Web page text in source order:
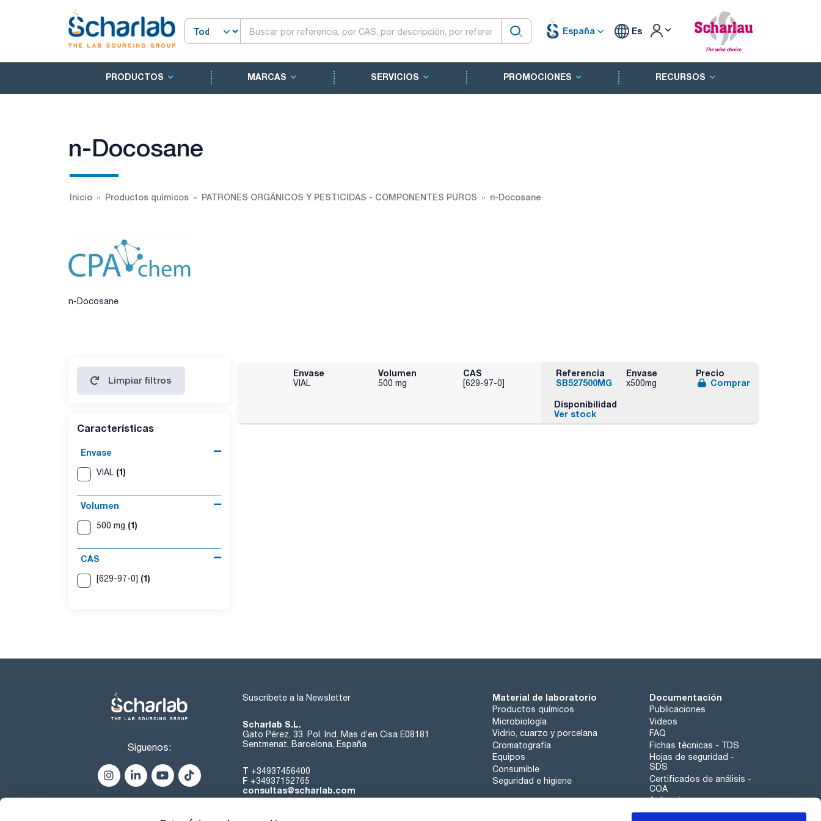
España Es
PRODUCTOS MARCAS SERVICIOS PROMOCIONES RECURSOS
n-Docosane
Inicio Productos químicos PATRONES ORGÁNICOS Y PESTICIDAS - COMPONENTES PUROS n-Docosane
n-Docosane
Limpiar filtros
Características
Envase
VIAL (1)
Volumen
500 mg (1)
CAS
[629-97-0] (1)
Envase
VIAL
Volumen
500 mg
CAS
[629-97-0]
Referencia
SB527500MG
Envase
x500mg
Precio
Comprar
Disponibilidad
Ver stock
Síguenos:
Suscríbete a la Newsletter
Scharlab S.L.
Gato Pérez, 33. Pol. Ind. Mas d’en Cisa E08181
Sentmenat, Barcelona, España
T +34937456400
F +34937152765
consultas@scharlab.com
Material de laboratorio
Productos químicos
Microbiología
Vidrio, cuarzo y porcelana
Cromatografía
Equipos
Consumible
Seguridad e higiene
Documentación
Publicaciones
Videos
FAQ
Fichas técnicas - TDS
Hojas de seguridad -
SDS
Certificados de análisis -
COA
Aplicaciones
Tabla Periódica